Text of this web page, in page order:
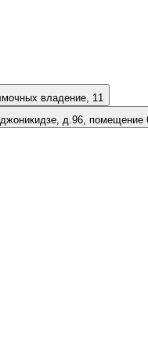
владение, 11
д.96, помещение